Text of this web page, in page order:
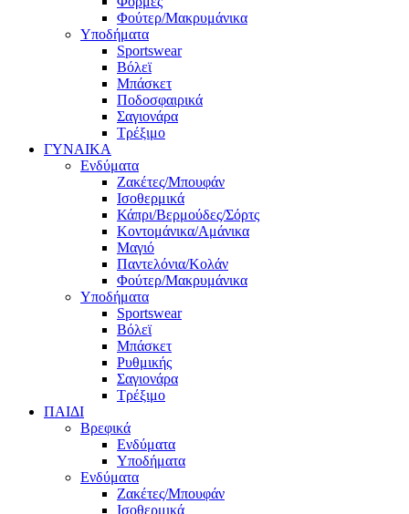
Φούτερ/Μακρυμάνικα
Υποδήματα
Sportswear
Βόλεϊ
Μπάσκετ
Ποδοσφαιρικά
Σαγιονάρα
Τρέξιμο
ΓΥΝΑΙΚΑ
Ενδύματα
Ζακέτες/Μπουφάν
Ισοθερμικά
Κάπρι/Βερμούδες/Σόρτς
Κοντομάνικα/Αμάνικα
Μαγιό
Παντελόνια/Κολάν
Φούτερ/Μακρυμάνικα
Υποδήματα
Sportswear
Βόλεϊ
Μπάσκετ
Ρυθμικής
Σαγιονάρα
Τρέξιμο
ΠΑΙΔΙ
Βρεφικά
Ενδύματα
Υποδήματα
Ενδύματα
Ζακέτες/Μπουφάν
Ισοθερμικά